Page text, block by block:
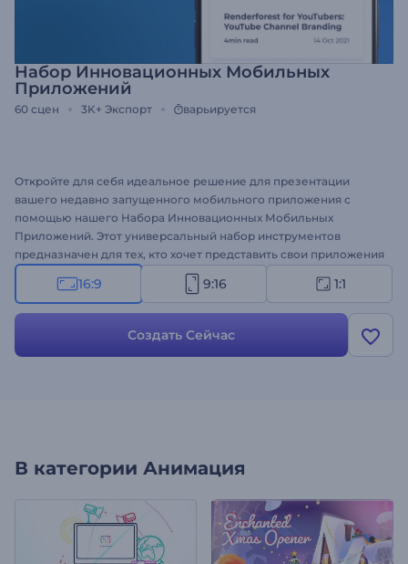
Набор Инновационных Мобильных
Приложений
60 сцен 3K+ Экспорт варьируется
Откройте для себя идеальное решение для презентации
вашего недавно запущенного мобильного приложения с
помощью нашего Набора Инновационных Мобильных
Приложений. Этот универсальный набор инструментов
предназначен для тех, кто хочет представить свои приложения
в модном и увлекательном виде. Легко загружайте скриншоты
вашего приложения, вводите ключевые функции и
подходит для продвижения приложений, представления
новых функций, анонсирования запуска приложений и многих
16:9 9:16 1:1
Создать Сейчас
В категории Анимация